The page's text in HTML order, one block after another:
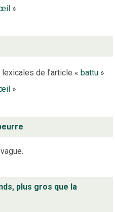
»
de l’article «battu »
»
plus gros que la